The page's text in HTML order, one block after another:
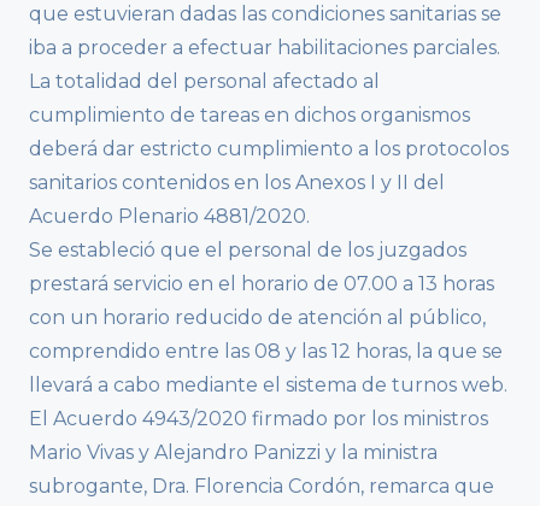
que estuvieran dadas las condiciones sanitarias se
iba a proceder a efectuar habilitaciones parciales.
La totalidad del personal afectado al
cumplimiento de tareas en dichos organismos
deberá dar estricto cumplimiento a los protocolos
sanitarios contenidos en los Anexos I y II del
Acuerdo Plenario 4881/2020.
Se estableció que el personal de los juzgados
prestará servicio en el horario de 07.00 a 13 horas
con un horario reducido de atención al público,
comprendido entre las 08 y las 12 horas, la que se
llevará a cabo mediante el sistema de turnos web.
El Acuerdo 4943/2020 firmado por los ministros
Mario Vivas y Alejandro Panizzi y la ministra
subrogante, Dra. Florencia Cordón, remarca que